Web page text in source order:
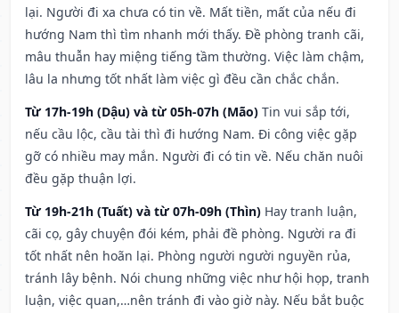
lại. Người đi xa chưa có tin về. Mất tiền, mất của nếu đi
hướng Nam thì tìm nhanh mới thấy. Đề phòng tranh cãi,
mâu thuẫn hay miệng tiếng tầm thường. Việc làm chậm,
lâu la nhưng tốt nhất làm việc gì đều cần chắc chắn.
Từ 17h-19h (Dậu) và từ 05h-07h (Mão) Tin vui sắp tới,
nếu cầu lộc, cầu tài thì đi hướng Nam. Đi công việc gặp
gỡ có nhiều may mắn. Người đi có tin về. Nếu chăn nuôi
đều gặp thuận lợi.
Từ 19h-21h (Tuất) và từ 07h-09h (Thìn) Hay tranh luận,
cãi cọ, gây chuyện đói kém, phải đề phòng. Người ra đi
tốt nhất nên hoãn lại. Phòng người người nguyền rủa,
tránh lây bệnh. Nói chung những việc như hội họp, tranh
luận, việc quan,…nên tránh đi vào giờ này. Nếu bắt buộc